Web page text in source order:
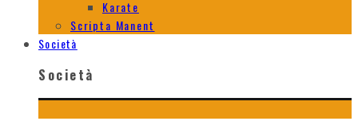
Karate
Scripta Manent
Società
Società